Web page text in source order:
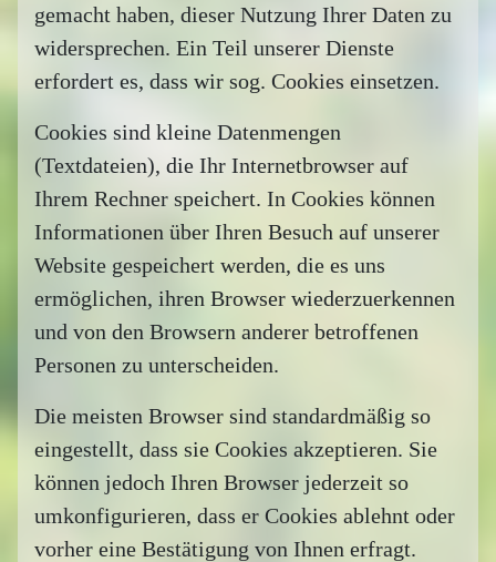
gemacht haben, dieser Nutzung Ihrer Daten zu
widersprechen. Ein Teil unserer Dienste
erfordert es, dass wir sog. Cookies einsetzen.
Cookies sind kleine Datenmengen
(Textdateien), die Ihr Internetbrowser auf
Ihrem Rechner speichert. In Cookies können
Informationen über Ihren Besuch auf unserer
Website gespeichert werden, die es uns
ermöglichen, ihren Browser wiederzuerkennen
und von den Browsern anderer betroffenen
Personen zu unterscheiden.
Die meisten Browser sind standardmäßig so
eingestellt, dass sie Cookies akzeptieren. Sie
können jedoch Ihren Browser jederzeit so
umkonfigurieren, dass er Cookies ablehnt oder
vorher eine Bestätigung von Ihnen erfragt.